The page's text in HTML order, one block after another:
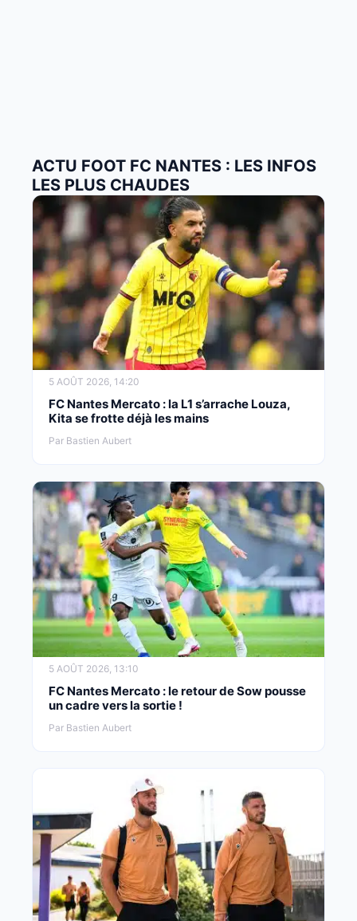
ACTU FOOT FC NANTES : LES INFOS
LES PLUS CHAUDES
5 AOÛT 2026, 14:20
FC Nantes Mercato : la L1 s’arrache Louza,
Kita se frotte déjà les mains
Par Bastien Aubert
5 AOÛT 2026, 13:10
FC Nantes Mercato : le retour de Sow pousse
un cadre vers la sortie !
Par Bastien Aubert